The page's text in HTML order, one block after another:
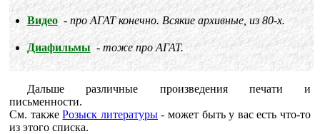
Видео про АГАТ конечно. Всякие архивные, из 80-х.
Диафильмы тоже про АГАТ.
Дальше различные произведения печати и
письменности.
См. такжеРозыск литературы- может быть у вас есть что-то
из этого списка.